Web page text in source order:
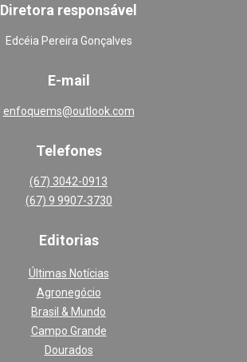
Diretora responsável
Edcéia Pereira Gonçalves
E-mail
enfoquems@outlook.com
Telefones
(67) 3042-0913
(67) 9 9907-3730
Editorias
Últimas Notícias
Agronegócio
Brasil & Mundo
Campo Grande
Dourados